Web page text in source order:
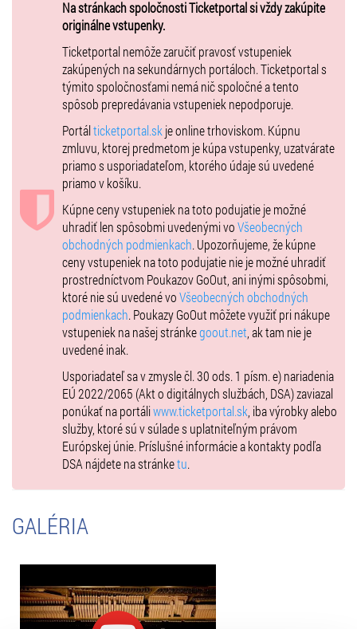
Nicolas Viccaro - drums
🏆 HLAVNÉ HUDOBNÉ CENY
RICHARDA BONA
Grammy Award (2002)
Ocenený za album“Speaking of Now”
Group) v kategórii
Grammyové nominácie
2002:Best Pop Instrumental Performance(„As It Is“)
Best Contemporary World Music Albumza albumTiki
Victoires du Jazz (2004)– výhra v kategóriiBest International Artist
vo Francúzsku
Antonio Carlos Jobim Award (2010)– od Montrealského
medzinárodného jazzového festivalu, za prínos k svetovej hudbe
SACEM Grand Prix du Jazz (2012)– hlavná jazzová cena francúzskej
autorskej spoločnosti SACEM
Golden Melody Award (2017)– ocenenie v Číne v kategóriiBest
Instrumental Recording Albumza albumSedar
Zlatý album „Bonafied“ (2013, Poľsko)– dosiahol zlatú certifikáciu za
predajnosti v Poľsku
EXTERIÉR - zámocké nádvorie
Pezinku a naše zámocké brány na koncert sa otvárajú 18:30hod.
Začiatok: 20:00 hod.
Info: +421 33 79 89 000 /hotel@zamokpezinok.sk
www.zamokpezinok.sk
Na stránkach spoločnosti Ticketportal si vždy zakúpite
originálne vstupenky.
Ticketportal nemôže zaručiť pravosť vstupeniek
zakúpených na sekundárnych portáloch. Ticketportal s
týmito spoločnosťami nemá nič spoločné a tento
spôsob prepredávania vstupeniek nepodporuje.
Portálticketportal.sk je online trhoviskom. Kúpnu
zmluvu, ktorej predmetom je kúpa vstupenky, uzatvárate
priamo s usporiadateľom, ktorého údaje sú uvedené
priamo v košíku.
Kúpne ceny vstupeniek na toto podujatie je možné
uhradiť len spôsobmi uvedenými voVšeobecných
obchodných podmienkach. Upozorňujeme, že kúpne
ceny vstupeniek na toto podujatie nie je možné uhradiť
prostredníctvom Poukazov GoOut, ani inými spôsobmi,
ktoré nie sú uvedené voVšeobecných obchodných
podmienkach. Poukazy GoOut môžete využiť pri nákupe
vstupeniek na našej stránkegoout.net , ak tam nie je
uvedené inak.
Usporiadateľ sa v zmysle čl. 30 ods. 1 písm. e) nariadenia
EÚ 2022/2065 (Akt o digitálnych službách, DSA) zaviazal
ponúkať na portáliwww.ticketportal.sk , iba výrobky alebo
služby, ktoré sú v súlade s uplatniteľným právom
Európskej únie. Príslušné informácie a kontakty podľa
DSA nájdete na stránketu.
GALÉRIA